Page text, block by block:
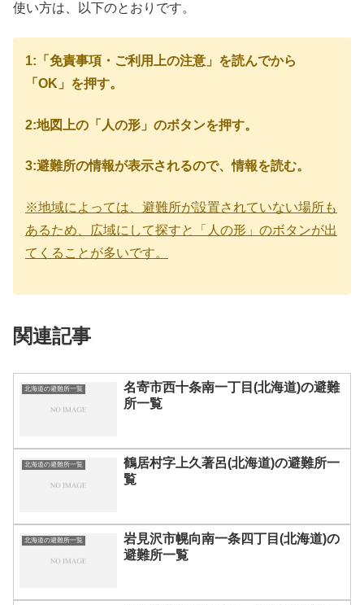
使い方は、以下のとおりです。
1:「免責事項・ご利用上の注意」を読んでから
「OK」を押す。
2:地図上の「人の形」のボタンを押す。
3:避難所の情報が表示されるので、情報を読む。
※地域によっては、避難所が設置されていない場所も
あるため、広域にして探すと「人の形」のボタンが出
てくることが多いです。
関連記事
北海道の避難所一覧
名寄市西十条南一丁目(北海道)の避難
所一覧
北海道の避難所一覧
鶴居村字上久著呂(北海道)の避難所一
覧
北海道の避難所一覧
岩見沢市幌向南一条四丁目(北海道)の
避難所一覧